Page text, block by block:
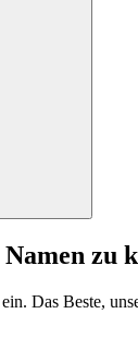
zu
Das Beste,